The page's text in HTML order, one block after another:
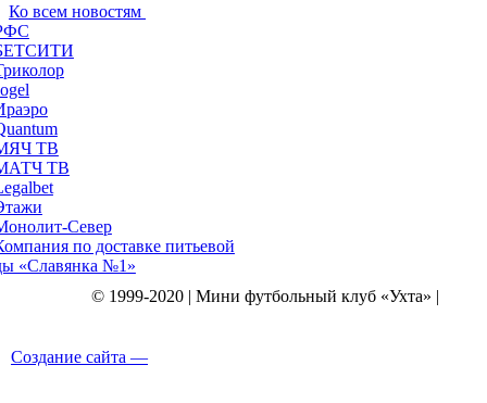
Ко всем новостям
© 1999-2020 | Мини футбольный клуб «Ухта» |
Создание сайта —